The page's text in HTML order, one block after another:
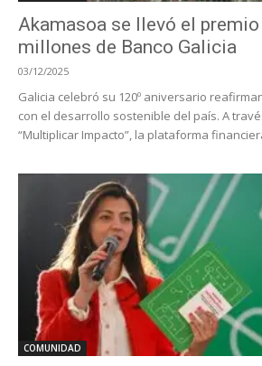
Akamasoa se llevó el
millones de Banco Galicia
03/12/2025
Galicia celebró su 120º aniversario
con el desarrollo sostenible del país. A
“Multiplicar Impacto”, la plataforma
COMUNIDAD